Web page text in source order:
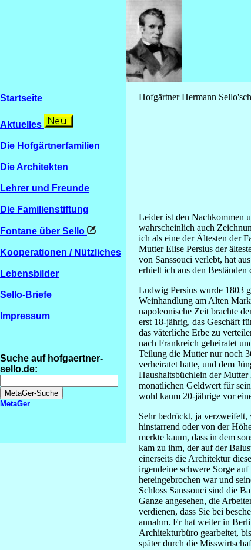
Startseite
Aktuelles
Die Hofgärtnerfamilien
Die Architekten
Lehrer und Freunde
Die Familienstiftung
Fontane über Sello
Kooperationen / Nützliches
Lebensbilder
Sello-Briefe
Impressum
Suche auf hofgaertner-
sello.de:
MetaGer
Hofgärtner Hermann
Leider ist den Nachkommen
wahrscheinlich auch
ich als eine der Ältesten der
Mutter Elise Persius der
von Sanssouci verlebt, hat
erhielt ich aus den
Ludwig Persius wurde 1803
Weinhandlung am Alten
napoleonische Zeit brachte
erst 18-jährig, das Geschäft
das väterliche Erbe zu
nach Frankreich geheiratet
Teilung die Mutter nur noch
verheiratet hatte, und dem
Haushaltsbüchlein der Mutter
monatlichen Geldwert für
wohl kaum 20-jährige vor
Sehr bedrückt, ja verzweifelt,
hinstarrend oder von der
merkte kaum, dass in dem
kam zu ihm, der auf der
einerseits die Architektur
irgendeine schwere Sorge
hereingebrochen war und
Schloss Sanssouci sind die
Ganze angesehen, die
verdienen, dass Sie bei
annahm. Er hat weiter in
Architekturbüro gearbeitet,
später durch die